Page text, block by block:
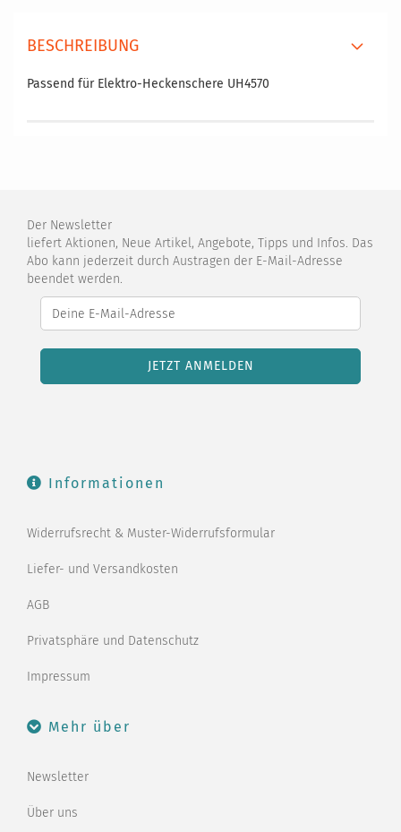
BESCHREIBUNG
Passend für Elektro-Heckenschere UH4570
Der Newsletter
liefert Aktionen, Neue Artikel, Angebote, Tipps und Infos. Das
Abo kann jederzeit durch Austragen der E-Mail-Adresse
beendet werden.
Informationen
Widerrufsrecht & Muster-Widerrufsformular
Liefer- und Versandkosten
AGB
Privatsphäre und Datenschutz
Impressum
Mehr über
Newsletter
Über uns